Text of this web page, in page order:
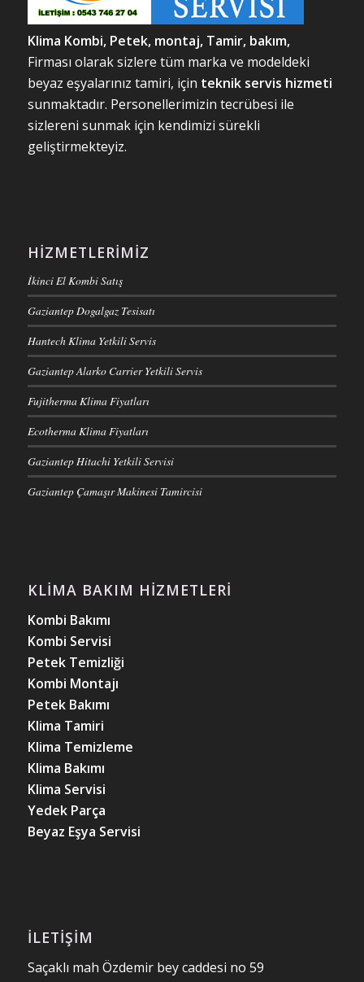
Klima Kombi, Petek, montaj, Tamir, bakım,
Firması olarak sizlere tüm marka ve modeldeki
beyaz eşyalarınız tamiri, için teknik servis hizmeti
sunmaktadır. Personellerimizin tecrübesi ile
sizlereni sunmak için kendimizi sürekli
geliştirmekteyiz.
HIZMETLERIMIZ
İkinci El Kombi Satış
Gaziantep Dogalgaz Tesisatı
Hantech Klima Yetkili Servis
Gaziantep Alarko Carrier Yetkili Servis
Fujitherma Klima Fiyatları
Ecotherma Klima Fiyatları
Gaziantep Hitachi Yetkili Servisi
Gaziantep Çamaşır Makinesi Tamircisi
KLIMA BAKIM HIZMETLERI
Kombi Bakımı
Kombi Servisi
Petek Temizliği
Kombi Montajı
Petek Bakımı
Klima Tamiri
Klima Temizleme
Klima Bakımı
Klima Servisi
Yedek Parça
Beyaz Eşya Servisi
İLETIŞIM
Saçaklı mah Özdemir bey caddesi no 59